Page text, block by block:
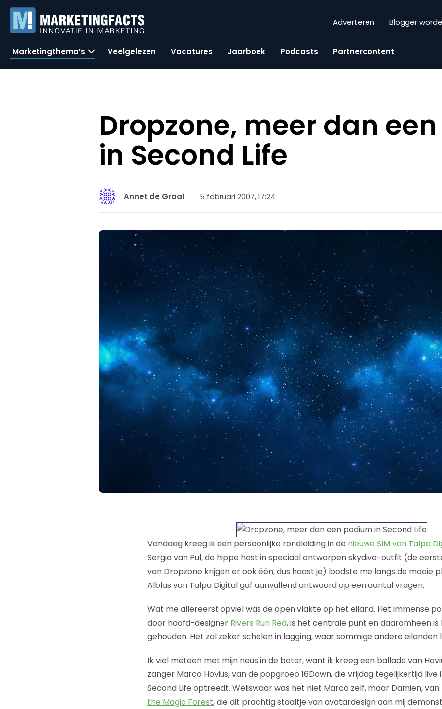
Adverteren Blogger
Marketingthema’s Veelgelezen Vacatures Jaarboek Podcasts Partnercontent
Dropzone, meer dan
in Second Life
Annet de Graaf 5 februari 2007, 17:24
Vandaag kreeg ik een persoonlijke rondleiding in de nieuwe SIM van Talpa
Sergio van Pul, de hippe host in speciaal ontworpen skydive-outfit (de
van Dropzone krijgen er ook één, dus haast je) loodste me langs de mooie
Alblas van Talpa Digital gaf aanvullend antwoord op een aantal vragen.
Wat me allereerst opviel was de open vlakte op het eiland. Het immense
door hoofd-designer Rivers Run Red, is het centrale punt en daaromheen is
gehouden. Het zal zeker schelen in lagging, waar sommige andere eilanden
Ik viel meteen met mijn neus in de boter, want ik kreeg een ballade van
zanger Marco Hovius, van de popgroep 16Down, die vrijdag tegelijkertijd live
Second Life optreedt. Weliswaar was het niet Marco zelf, maar Damien,
the Magic Forest, die dit prachtig staaltje van avatardesign aan mij